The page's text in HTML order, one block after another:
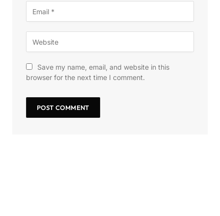
Save my name, email, and website in this
browser for the next time I comment.